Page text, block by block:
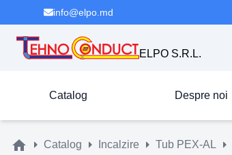
info@elpo.md
ELPO S.R.L.
Catalog Despre noi
Catalog Incalzire Tub PEX-AL